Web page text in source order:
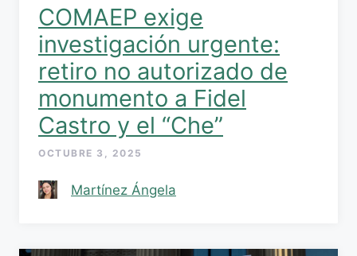
COMAEP exige
investigación urgente:
retiro no autorizado de
monumento a Fidel
Castro y el “Che”
OCTUBRE 3, 2025
Martínez Ángela